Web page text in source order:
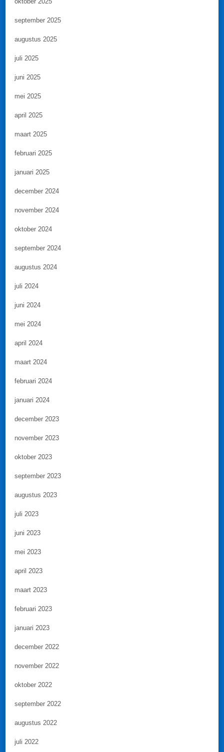
september 2025
augustus 2025
juli 2025
juni 2025
mei 2025
april 2025
maart 2025
februari 2025
januari 2025
december 2024
november 2024
oktober 2024
september 2024
augustus 2024
juli 2024
juni 2024
mei 2024
april 2024
maart 2024
februari 2024
januari 2024
december 2023
november 2023
oktober 2023
september 2023
augustus 2023
juli 2023
juni 2023
mei 2023
april 2023
maart 2023
februari 2023
januari 2023
december 2022
november 2022
oktober 2022
september 2022
augustus 2022
juli 2022